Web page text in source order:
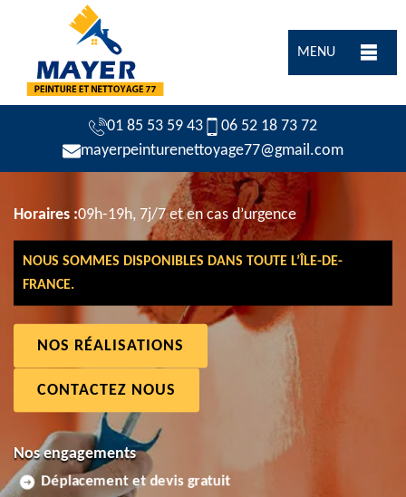
MENU
01 85 53 59 43
06 52 18 73 72
mayerpeinturenettoyage77@gmail.com
Horaires :09h-19h, 7j/7 et en cas d’urgence
NOUS SOMMES DISPONIBLES DANS TOUTE L’ÎLE-DE-
FRANCE.
NOS RÉALISATIONS
CONTACTEZ NOUS
Nos engagements
Déplacement et devis gratuit